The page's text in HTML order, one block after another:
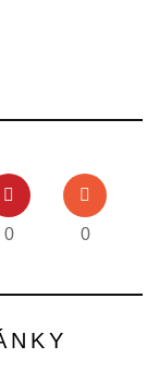
0 0